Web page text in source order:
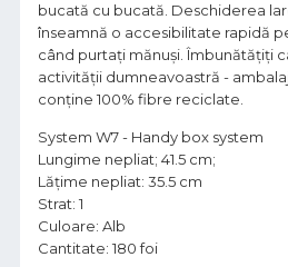
bucată cu bucată. Deschiderea
înseamnă o accesibilitate rapidă
când purtați mănuși. Îmbunătățiți
activității dumneavoastră -
conține 100% fibre reciclate.
System W7 - Handy box system
Lungime nepliat; 41.5 cm;
Lățime nepliat: 35.5 cm
Strat: 1
Culoare: Alb
Cantitate: 180 foi